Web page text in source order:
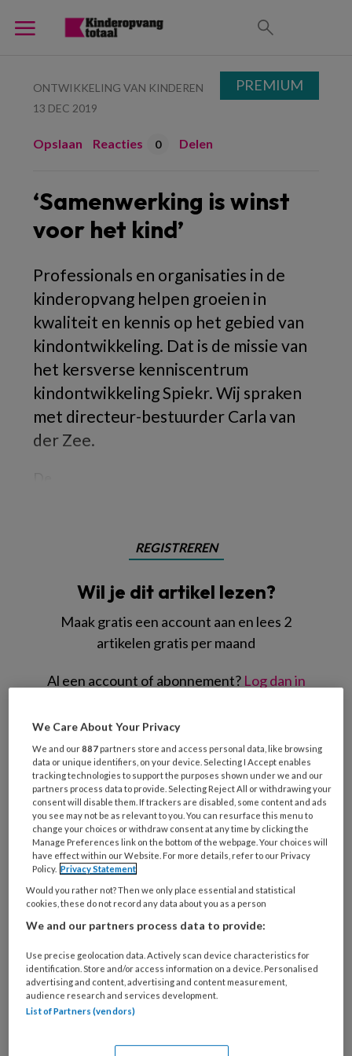
ONTWIKKELING VAN KINDEREN
13 DEC 2019
Opslaan Reacties 0 Delen
‘Samenwerking is winst
voor het kind’
Professionals en organisaties in de
kinderopvang helpen groeien in
kwaliteit en kennis op het gebied van
kindontwikkeling. Dat is de missie van
het kersverse kenniscentrum
kindontwikkeling Spiekr. Wij spraken
met directeur-bestuurder Carla van
der Zee.
REGISTREREN
Wil je dit artikel lezen?
Maak gratis een account aan en lees 2
artikelen gratis per maand
Al een account of abonnement? Log dan in
Wat
is
je
e-
mailadres?
* *
Kies
je
wachtwoord* *
Kies
je
functie *
welke
organisatie
werk
je?
Untitled
Ontvang 2x per week de
KinderopvangTotaal nieuwsbrief
Ontvang iedere zondag het
PREMIUM
We Care About Your Privacy
We and our887 partners store and access personal data, like browsing
data or unique identifiers, on your device. Selecting I Accept enables
tracking technologies to support the purposes shown under we and our
partners process data to provide. Selecting Reject All or withdrawing your
consent will disable them. If trackers are disabled, some content and ads
you see may not be as relevant to you. You can resurface this menu to
change your choices or withdraw consent at any time by clicking the
Manage Preferences link on the bottom of the webpage. Your choices will
have effect within our Website. For more details, refer to our Privacy
Policy. Privacy Statement
Would you rather not? Then we only place essential and statistical
cookies, these do not record any data about you as a person
We and our partners process data to provide:
Use precise geolocation data. Actively scan device characteristics for
identification. Store and/or access information on a device. Personalised
advertising and content, advertising and content measurement,
audience research and services development.
List of Partners (vendors)